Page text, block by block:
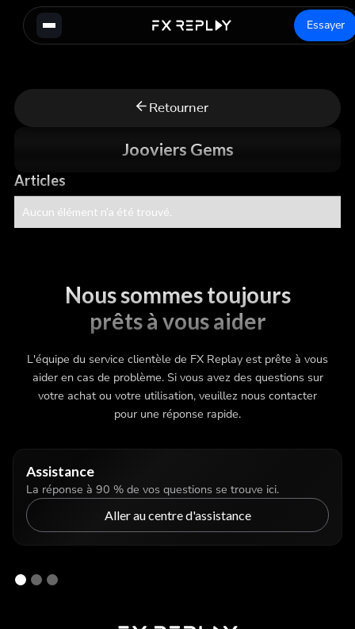
Essayer
Retourner
Jooviers Gems
Articles
Aucun élément n'a été trouvé.
Nous sommes toujours
prêts à vous aider
L'équipe du service clientèle de FX Replay est prête à vous
aider en cas de problème. Si vous avez des questions sur
votre achat ou votre utilisation, veuillez nous contacter
pour une réponse rapide.
Assistance
La réponse à 90 % de vos questions se trouve ici.
Aller au centre d'assistance